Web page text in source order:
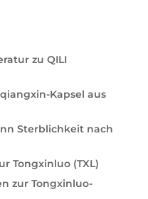
zu QILI
Kapsel aus
Sterblichkeit nach
Tongxinluo (TXL)
zur Tongxinluo-